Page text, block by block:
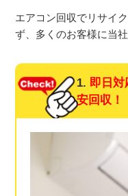
エアコン回収でリサイ
ず、多くのお客様に当
1. 即日対
安回収！